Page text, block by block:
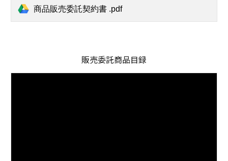
商品販売委託契約書 .pdf
販売委託商品目録